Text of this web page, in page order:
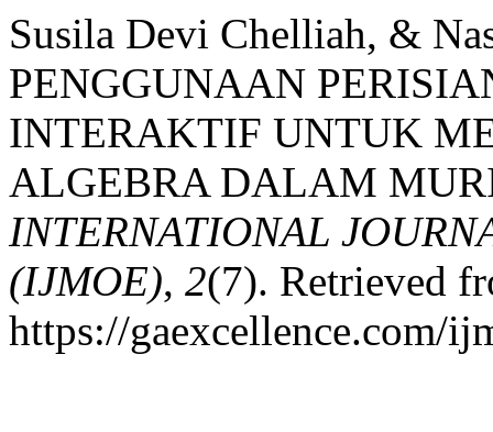
Susila Devi Chelliah, &
PENGGUNAAN
INTERAKTIF UNTUK
ALGEBRA DALAM
INTERNATIONAL
(IJMOE), 2(7). Retrieved
https://gaexcellence.com/